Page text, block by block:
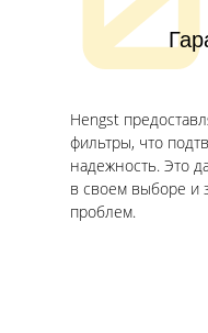
Hengst
фильтры, что
надежность. Это
в своем выборе и
проблем.